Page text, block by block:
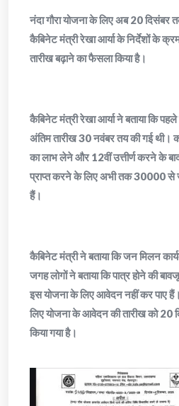
नंदा गौरा योजना के लिए अब 20
कैबिनेट मंत्री रेखा आर्या के निर्देशों के
तारीख बढ़ाने का फैसला किया है।
कैबिनेट मंत्री रेखा आर्या ने बताया कि
अंतिम तारीख 30 नवंबर तय की गई थी।
का लाभ लेने और 12वीं उत्तीर्ण करने के
प्राप्त करने के लिए अभी तक 30000 से
हैं।
कैबिनेट मंत्री ने बताया कि जन मिलन
जगह लोगों ने बताया कि पात्र होने की
इस योजना के लिए आवेदन नहीं कर पाए
लिए योजना के आवेदन की तारीख को 20
किया गया है।